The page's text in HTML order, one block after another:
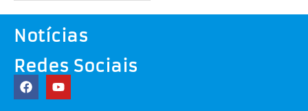
Notícias
Redes Sociais